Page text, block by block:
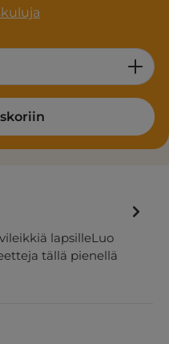
the desired
lapsilleLuo
tällä pienellä